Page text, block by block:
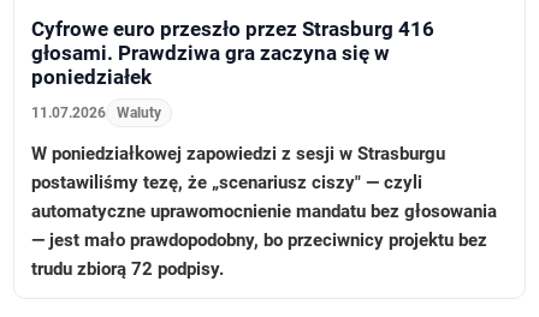
Cyfrowe euro przeszło przez Strasburg 416
głosami. Prawdziwa gra zaczyna się w
poniedziałek
11.07.2026 Waluty
W poniedziałkowej zapowiedzi z sesji w Strasburgu
postawiliśmy tezę, że „scenariusz ciszy" — czyli
automatyczne uprawomocnienie mandatu bez głosowania
— jest mało prawdopodobny, bo przeciwnicy projektu bez
trudu zbiorą 72 podpisy.